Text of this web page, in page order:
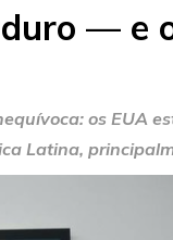
— e
os EUA
Latina,